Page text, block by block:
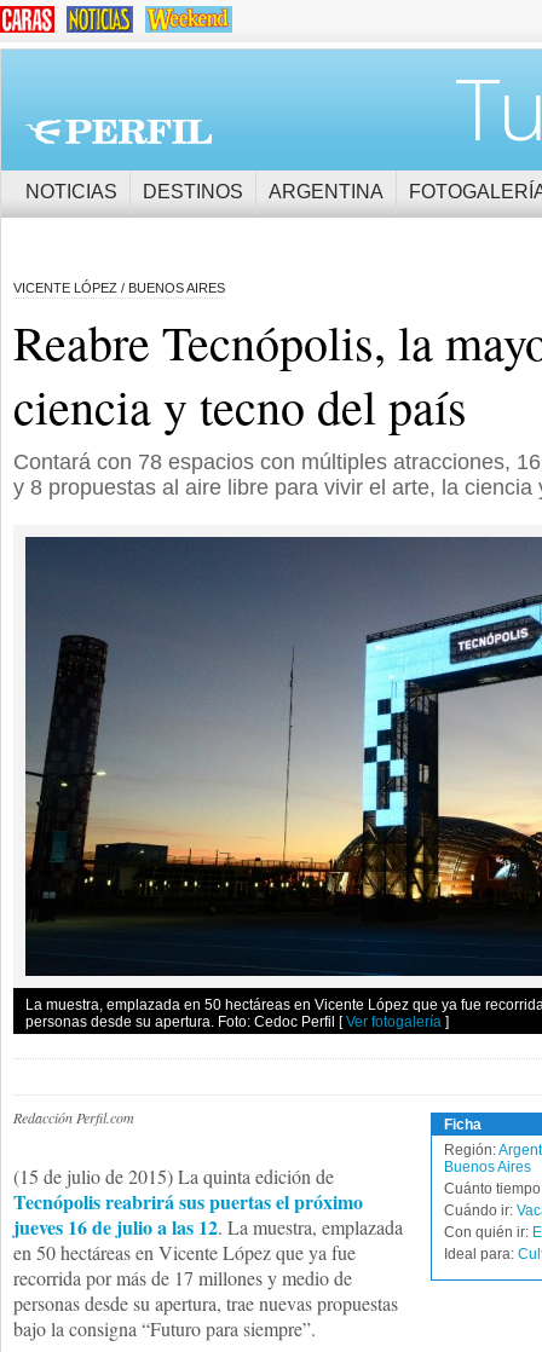
NOTICIAS DESTINOS ARGENTINA
VICENTE LÓPEZ / BUENOS AIRES
Reabre Tecnópolis, la
ciencia y tecno del país
Contará con 78 espacios con múltiples atracciones,
y 8 propuestas al aire libre para vivir el arte, la ciencia
La muestra, emplazada en 50 hectáreas en Vicente López que ya fue
personas desde su apertura. Foto: Cedoc Perfil [Ver fotogalería ]
Ficha
Región:
Buenos Aires
Cuánto
Cuándo ir:
Con quién ir:
Ideal para:
Redacción Perfil.com
(15 de julio de 2015) La quinta edición de
Tecnópolis reabrirá sus puertas el próximo
jueves 16 de julio a las 12. La muestra, emplazada
en 50 hectáreas en Vicente López que ya fue
recorrida por más de 17 millones y medio de
personas desde su apertura, trae nuevas propuestas
bajo la consigna “Futuro para siempre”.